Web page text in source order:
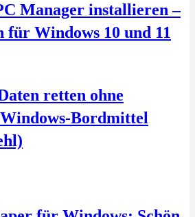
Manager installieren –
für Windows 10 und 11
retten ohne
Bordmittel